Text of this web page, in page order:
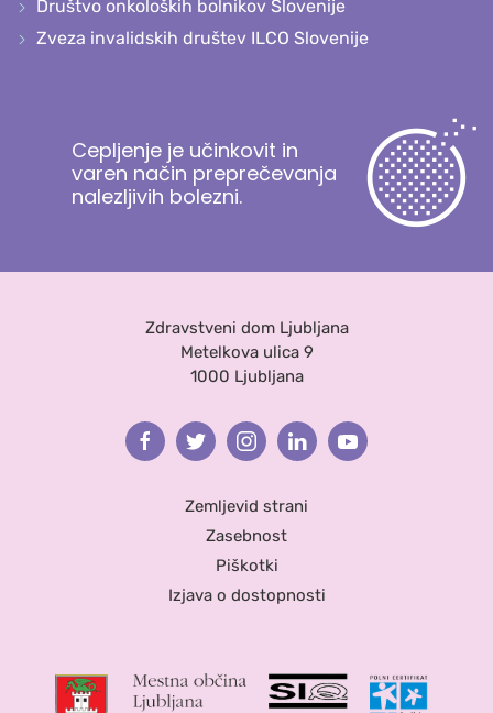
Društvo onkoloških bolnikov Slovenije
Zveza invalidskih društev ILCO Slovenije
Cepljenje je učinkovit in
varen način preprečevanja
nalezljivih bolezni.
Zdravstveni dom Ljubljana
Metelkova ulica 9
1000 Ljubljana
FacebookTwitterInstagramLinkedinYoutube
Zemljevid strani
Zasebnost
Piškotki
Izjava o dostopnosti